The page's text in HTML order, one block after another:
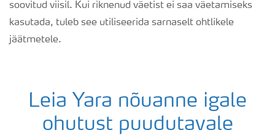
soovitud viisil. Kui riknenud väetist ei saa väetamiseks
kasutada, tuleb see utiliseerida sarnaselt ohtlikele
jäätmetele.
Leia Yara nõuanne igale
ohutust puudutavale